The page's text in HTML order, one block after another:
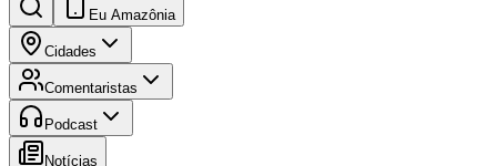
Eu Amazônia
Cidades
Comentaristas
Podcast
Notícias